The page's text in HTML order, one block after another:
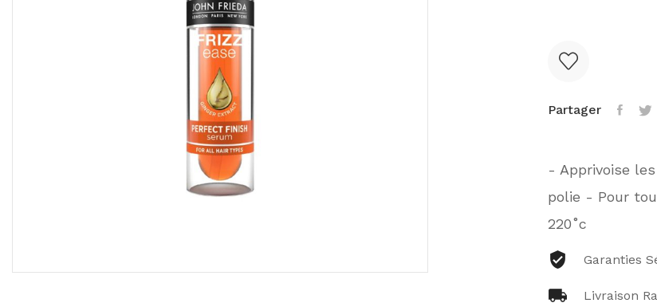
Partager
- Apprivoise
polie - Pour
220˚c
Garanties
Livraison